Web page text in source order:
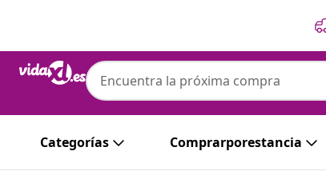
Categorías Comprarporestancia